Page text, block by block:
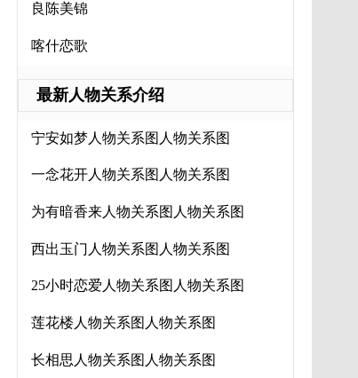
良陈美锦
喀什恋歌
最新人物关系介绍
宁安如梦人物关系图人物关系图
一念花开人物关系图人物关系图
为有暗香来人物关系图人物关系图
西出玉门人物关系图人物关系图
25小时恋爱人物关系图人物关系图
莲花楼人物关系图人物关系图
长相思人物关系图人物关系图